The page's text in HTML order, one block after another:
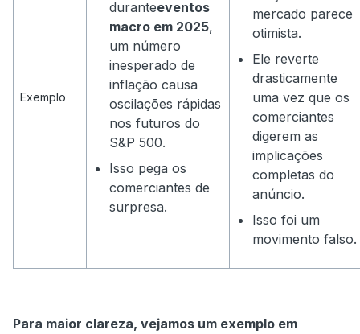
Exemplo
duranteeventos
macro em 2025,
um número
inesperado de
inflação causa
oscilações rápidas
nos futuros do
S&P 500.
Isso pega os
comerciantes de
surpresa.
mercado parece
otimista.
Ele reverte
drasticamente
uma vez que os
comerciantes
digerem as
implicações
completas do
anúncio.
Isso foi um
movimento falso.
Para maior clareza, vejamos um exemplo em